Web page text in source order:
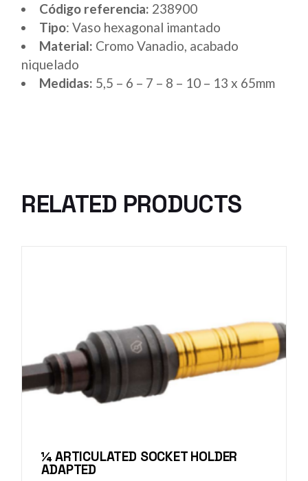
Código referencia: 238900
Tipo: Vaso hexagonal imantado
Material: Cromo Vanadio, acabado
niquelado
Medidas: 5,5 – 6 – 7 – 8 – 10 – 13 x 65mm
RELATED PRODUCTS
¼ ARTICULATED SOCKET HOLDER
ADAPTED